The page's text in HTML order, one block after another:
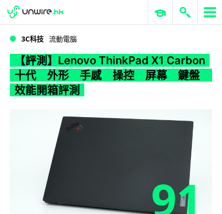
WWDC 2026 ERP 與商業 AI
3C科技 流動電腦
【評測】Lenovo ThinkPad X1 Carbon
十代 外形 手感 操控 屏幕 鍵盤
效能開箱評測
91